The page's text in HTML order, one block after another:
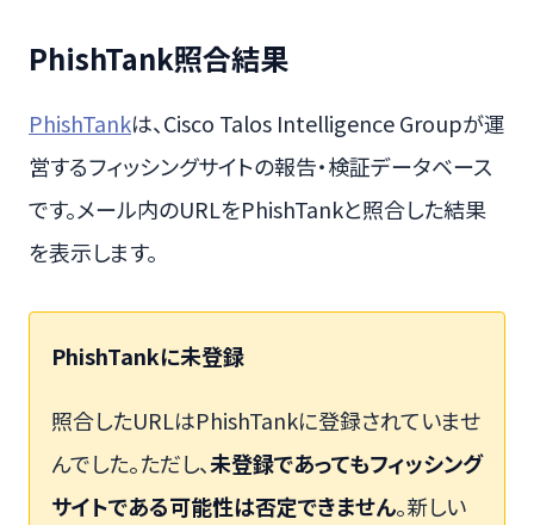
PhishTank照合結果
PhishTankは、Cisco Talos Intelligence Groupが運
営するフィッシングサイトの報告・検証データベース
です。メール内のURLをPhishTankと照合した結果
を表示します。
PhishTankに未登録
照合したURLはPhishTankに登録されていませ
んでした。ただし、未登録であってもフィッシング
サイトである可能性は否定できません。新しい